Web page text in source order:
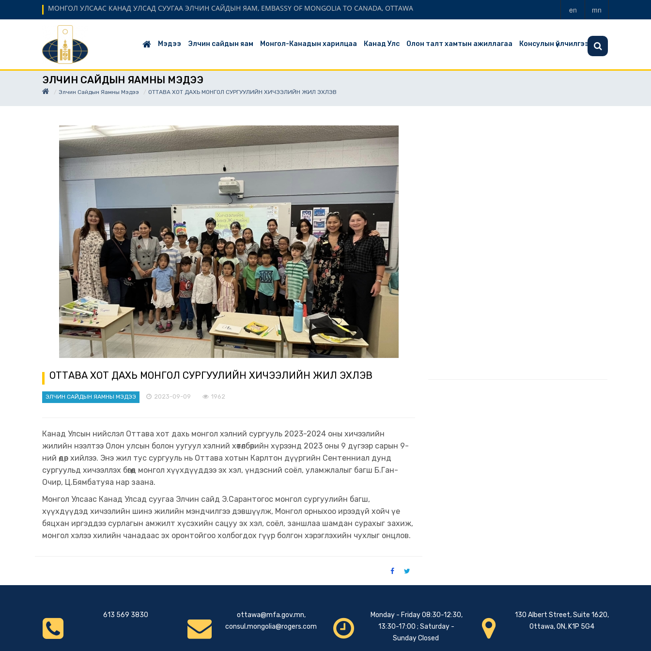
МОНГОЛ УЛСААС КАНАД УЛСАД СУУГАА ЭЛЧИН САЙДЫН ЯАМ, EMBASSY OF MONGOLIA TO CANADA, OTTAWA en mn
Мэдээ Элчин сайдын яам Монгол-Канадын харилцаа Канад Улс Олон талт хамтын ажиллагаа Консулын үйлчилгээ
ЭЛЧИН САЙДЫН ЯАМНЫ МЭДЭЭ
Элчин Сайдын Яамны Мэдээ OТТАВА ХОТ ДАХЬ МОНГОЛ СУРГУУЛИЙН ХИЧЭЭЛИЙН ЖИЛ ЭХЛЭВ
OТТАВА ХОТ ДАХЬ МОНГОЛ СУРГУУЛИЙН ХИЧЭЭЛИЙН ЖИЛ ЭХЛЭВ
ЭЛЧИН САЙДЫН ЯАМНЫ МЭДЭЭ 2023-09-09 1962
Канад Улсын нийслэл Оттава хот дахь монгол хэлний сургууль 2023-2024 оны хичээлийн
жилийн нээлтээ Олон улсын болон уугуул хэлний хөтөлбөрийн хүрээнд 2023 оны 9 дүгээр сарын 9-
ний өдөр хийлээ. Энэ жил тус сургууль нь Оттава хотын Карлтон дүүргийн Сентенниал дунд
сургуульд хичээллэх бөгөөд монгол хүүхдүүддээ эх хэл, үндэсний соёл, уламжлалыг багш Б.Ган-
Очир, Ц.Бямбатуяа нар заана.
Монгол Улсаас Канад Улсад суугаа Элчин сайд Э.Сарантогос монгол сургуулийн багш,
хүүхдүүдэд хичээлийн шинэ жилийн мэндчилгээ дэвшүүлж, Монгол орныхоо ирээдүй хойч үе
бяцхан иргэддээ сурлагын амжилт хүсэхийн сацуу эх хэл, соёл, заншлаа шамдан сурахыг захиж,
монгол хэлээ хилийн чанадаас эх оронтойгоо холбогдох гүүр болгон хэрэглэхийн чухлыг онцлов.
613 569 3830 ottawa@mfa.gov.mn,
consul.mongolia@rogers.com
Monday - Friday 08:30-12:30,
13:30-17:00 ; Saturday -
Sunday Closed
130 Albert Street, Suite 1620,
Ottawa, ON, K1P 5G4